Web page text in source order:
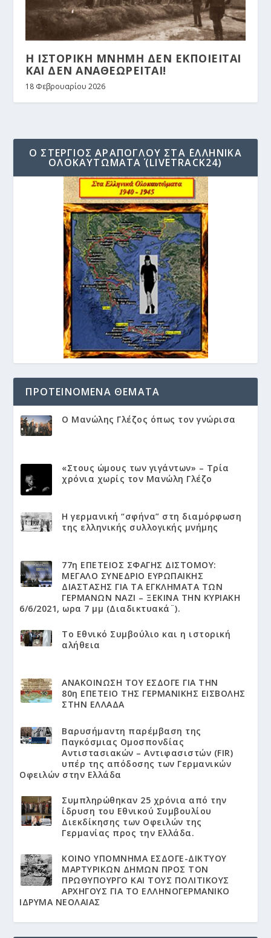
Η ΙΣΤΟΡΙΚΗ ΜΝΗΜΗ ΔΕΝ ΕΚΠΟΙΕΙΤΑΙ
ΚΑΙ ΔΕΝ ΑΝΑΘΕΩΡΕΙΤΑΙ!
18 Φεβρουαρίου 2026
Ο ΣΤΈΡΓΙΟΣ ΑΡΆΠΟΓΛΟΥ ΣΤΑ ΄ΕΛΛΗΝΙΚΆ
ΟΛΟΚΑΥΤΏΜΑΤΑ΄ (LIVETRACK24)
ΠΡΟΤΕΙΝΌΜΕΝΑ ΘΈΜΑΤΑ
Ο Μανώλης Γλέζος όπως τον γνώρισα
«Στους ώμους των γιγάντων» – Τρία
χρόνια χωρίς τον Μανώλη Γλέζο
Η γερμανική “σφήνα” στη διαμόρφωση
της ελληνικής συλλογικής μνήμης
77η ΕΠΕΤΕΙΟΣ ΣΦΑΓΗΣ ΔΙΣΤΟΜΟΥ:
ΜΕΓΑΛΟ ΣΥΝΕΔΡΙΟ ΕΥΡΩΠΑΙΚΗΣ
ΔΙΑΣΤΑΣΗΣ ΓΙΑ ΤΑ ΕΓΚΛΗΜΑΤΑ ΤΩΝ
ΓΕΡΜΑΝΩΝ ΝΑΖΙ – ΞΕΚΙΝΑ ΤΗΝ ΚΥΡΙΑΚΗ
6/6/2021, ωρα 7 μμ (Διαδικτυακά¨).
Το Εθνικό Συμβούλιο και η ιστορική
αλήθεια
ΑΝΑΚΟΙΝΩΣΗ ΤΟΥ ΕΣΔΟΓΕ ΓΙΑ ΤΗΝ
80η ΕΠΕΤΕΙΟ ΤΗΣ ΓΕΡΜΑΝΙΚΗΣ ΕΙΣΒΟΛΗΣ
ΣΤΗΝ ΕΛΛΑΔΑ
Βαρυσήμαντη παρέμβαση της
Παγκόσμιας Ομοσπονδίας
Αντιστασιακών – Αντιφασιστών (FIR)
υπέρ της απόδοσης των Γερμανικών
Οφειλών στην Ελλάδα
Συμπληρώθηκαν 25 χρόνια από την
ίδρυση του Εθνικού Συμβουλίου
Διεκδίκησης των Οφειλών της
Γερμανίας προς την Ελλάδα.
KΟΙΝΟ ΥΠΟΜΝΗΜΑ ΕΣΔΟΓΕ-ΔΙΚΤΥΟΥ
ΜΑΡΤΥΡΙΚΩΝ ΔΗΜΩΝ ΠΡΟΣ ΤΟΝ
ΠΡΩΘΥΠΟΥΡΓΟ ΚΑΙ ΤΟΥΣ ΠΟΛΙΤΙΚΟΥΣ
ΑΡΧΗΓΟΥΣ ΓΙΑ ΤΟ ΕΛΛΗΝΟΓΕΡΜΑΝΙΚΟ
ΙΔΡΥΜΑ ΝΕΟΛΑΙΑΣ